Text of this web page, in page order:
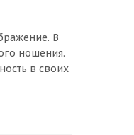
В
ношения.
в своих